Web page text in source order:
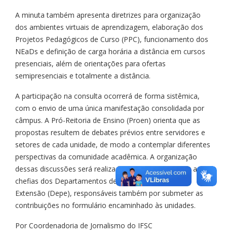
A minuta também apresenta diretrizes para organização
dos ambientes virtuais de aprendizagem, elaboração dos
Projetos Pedagógicos de Curso (PPC), funcionamento dos
NEaDs e definição de carga horária a distância em cursos
presenciais, além de orientações para ofertas
semipresenciais e totalmente a distância.
A participação na consulta ocorrerá de forma sistêmica,
com o envio de uma única manifestação consolidada por
câmpus. A Pró-Reitoria de Ensino (Proen) orienta que as
propostas resultem de debates prévios entre servidores e
setores de cada unidade, de modo a contemplar diferentes
perspectivas da comunidade acadêmica. A organização
dessas discussões será realizada em articulação com as
chefias dos Departamentos de Ensino, Pesquisa e
Extensão (Depe), responsáveis também por submeter as
contribuições no formulário encaminhado às unidades.
Por Coordenadoria de Jornalismo do IFSC